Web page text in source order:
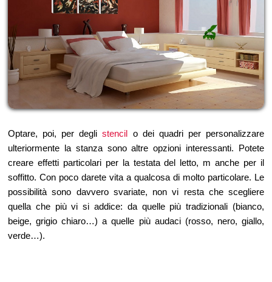
Optare, poi, per deglistencil o dei quadri per personalizzare
ulteriormente la stanza sono altre opzioni interessanti. Potete
creare effetti particolari per la testata del letto, m anche per il
soffitto. Con poco darete vita a qualcosa di molto particolare. Le
possibilità sono davvero svariate, non vi resta che scegliere
quella che più vi si addice: da quelle più tradizionali (bianco,
beige, grigio chiaro…) a quelle più audaci (rosso, nero, giallo,
verde…).